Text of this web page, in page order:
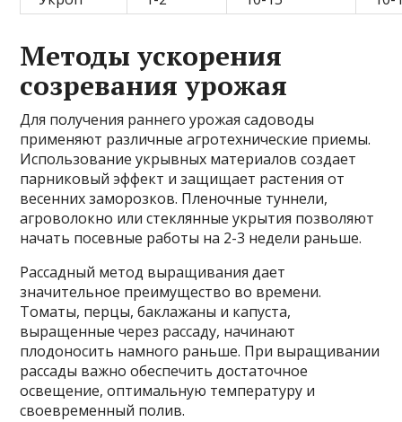
Методы ускорения
созревания урожая
Для получения раннего урожая садоводы
применяют различные агротехнические приемы.
Использование укрывных материалов создает
парниковый эффект и защищает растения от
весенних заморозков. Пленочные туннели,
агроволокно или стеклянные укрытия позволяют
начать посевные работы на 2-3 недели раньше.
Рассадный метод выращивания дает
значительное преимущество во времени.
Томаты, перцы, баклажаны и капуста,
выращенные через рассаду, начинают
плодоносить намного раньше. При выращивании
рассады важно обеспечить достаточное
освещение, оптимальную температуру и
своевременный полив.